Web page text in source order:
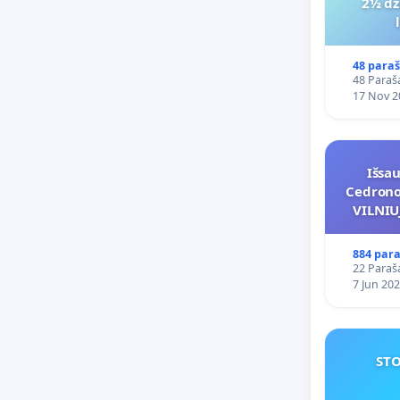
48
48
17 Nov
884
22
7 Jun